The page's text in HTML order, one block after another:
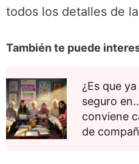
todos los detalles de
También te puede
¿Es que
seguro
conviene
de